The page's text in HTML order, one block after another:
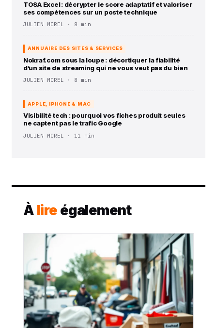
TOSA Excel : décrypter le score adaptatif et valoriser
ses compétences sur un poste technique
JULIEN MOREL · 8 min
ANNUAIRE DES SITES & SERVICES
Nokraf.com sous la loupe : décortiquer la fiabilité
d’un site de streaming qui ne vous veut pas du bien
JULIEN MOREL · 8 min
APPLE, IPHONE & MAC
Visibilité tech : pourquoi vos fiches produit seules
ne captent pas le trafic Google
JULIEN MOREL · 11 min
À lire également